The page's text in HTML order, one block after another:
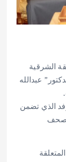
الشرقية
الدكتور” عبدالله
الذي تضمن